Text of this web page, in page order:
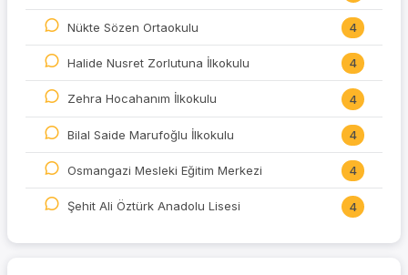
Nükte Sözen Ortaokulu 4
Halide Nusret Zorlutuna İlkokulu 4
Zehra Hocahanım İlkokulu 4
Bilal Saide Marufoğlu İlkokulu 4
Osmangazi Mesleki Eğitim Merkezi 4
Şehit Ali Öztürk Anadolu Lisesi 4